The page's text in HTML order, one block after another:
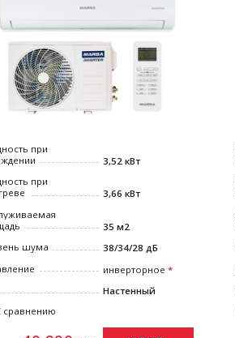
при
3,52 кВт
при
3,66 кВт
35 м2
шума
38/34/28 дБ
инверторное
Настенный
сравнению